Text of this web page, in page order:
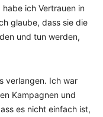
ich Vertrauen in
glaube, dass sie die
und tun werden,
verlangen. Ich war
Kampagnen und
es nicht einfach ist,